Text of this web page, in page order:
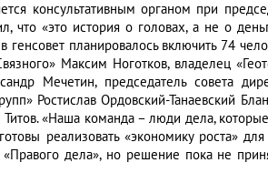
консультативным органом при
что «это история о головах, а не о
генсовет планировалось включить 74
Максим Ноготков, владелец
Мечетин, председатель совета
Ростислав Ордовский-Танаевский
«Наша команда – люди дела,
реализовать «экономику роста»
дела», но решение пока не